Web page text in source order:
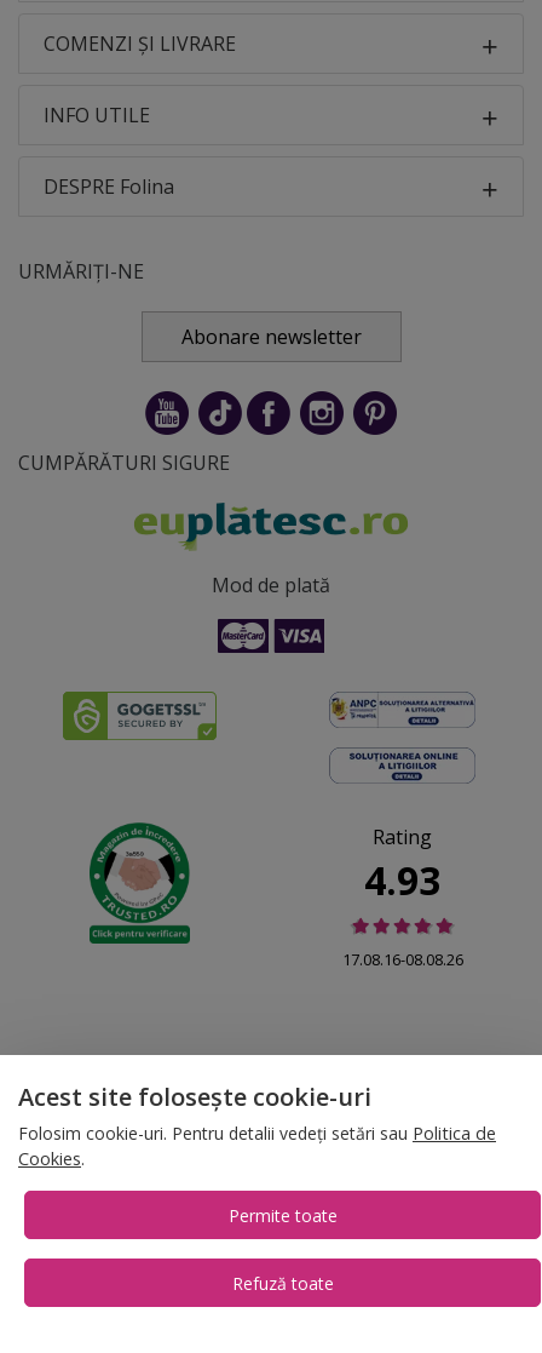
COMENZI ȘI LIVRARE
INFO UTILE
DESPRE Folina
URMĂRIȚI-NE
Abonare newsletter
CUMPĂRĂTURI SIGURE
Mod de plată
Rating
4.93
17.08.16-08.08.26
© 2026 Folina.ro | All Rights Reserved. Folina.ro |Designed by Artvertising
Termene și condiții Gestionează preferințe cookies
Acest site folosește cookie-uri
Folosim cookie-uri. Pentru detalii vedeți setări sau Politica de
Cookies.
Permite toate
Refuză toate